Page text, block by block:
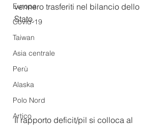
Europa
Covid-19
Taiwan
Asia centrale
Perù
Alaska
Polo Nord
Artico
vennero trasferiti nel bilancio dello
Stato.
Il rapporto deficit/pil si colloca al